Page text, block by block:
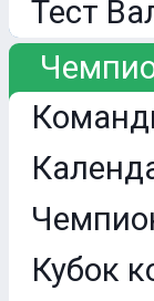
Тест
Кубок